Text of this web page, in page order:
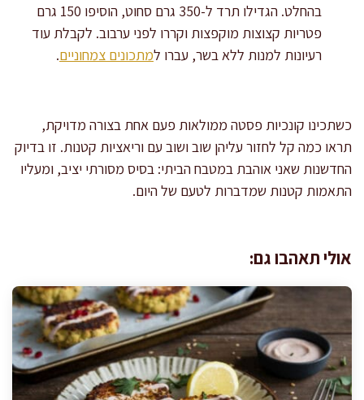
בהחלט. הגדילו תרד ל-350 גרם סחוט, הוסיפו 150 גרם
פטריות קצוצות מוקפצות וקררו לפני ערבוב. לקבלת עוד
רעיונות למנות ללא בשר, עברו למתכונים צמחוניים.
כשתכינו קונכיות פסטה ממולאות פעם אחת בצורה מדויקת,
תראו כמה קל לחזור עליהן שוב ושוב עם וריאציות קטנות. זו בדיוק
החדשנות שאני אוהבת במטבח הביתי: בסיס מסורתי יציב, ומעליו
התאמות קטנות שמדברות לטעם של היום.
אולי תאהבו גם: